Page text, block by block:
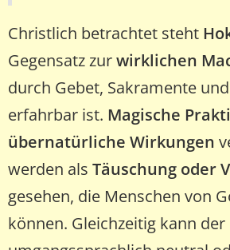
Christlich betrachtet steht
Gegensatz zurwirklichen
durch Gebet, Sakramente
erfahrbar ist. Magische
übernatürliche Wirkungen
werden als Täuschung oder
gesehen, die Menschen von
können. Gleichzeitig kann